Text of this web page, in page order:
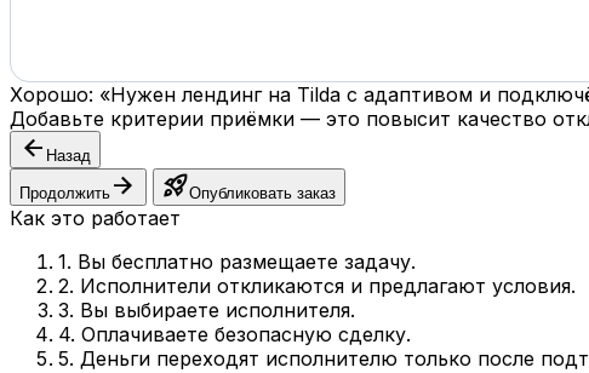
Хорошо: «Нужен лендинг на Tilda с адаптивом и
Добавьте критерии приёмки — это повысит качество
arrow_back Назад
Продолжить arrow_forward rocket_launchОпубликовать заказ
Как это работает
1. Вы бесплатно размещаете задачу.
2. Исполнители откликаются и предлагают условия.
3. Вы выбираете исполнителя.
4. Оплачиваете безопасную сделку.
5. Деньги переходят исполнителю только после